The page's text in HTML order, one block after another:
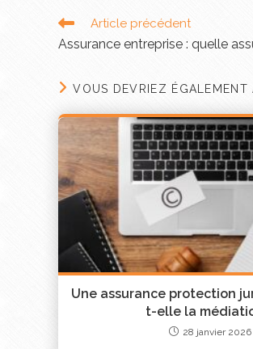
Article précédent
Assurance entreprise : quelle
VOUS DEVRIEZ ÉGALEMENT
Une assurance protection
t-elle la
28 janvier 2026